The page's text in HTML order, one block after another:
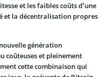
et les faibles coûts d’une
et la décentralisation propres
génération
coûteuses et pleinement
cette combinaison qui